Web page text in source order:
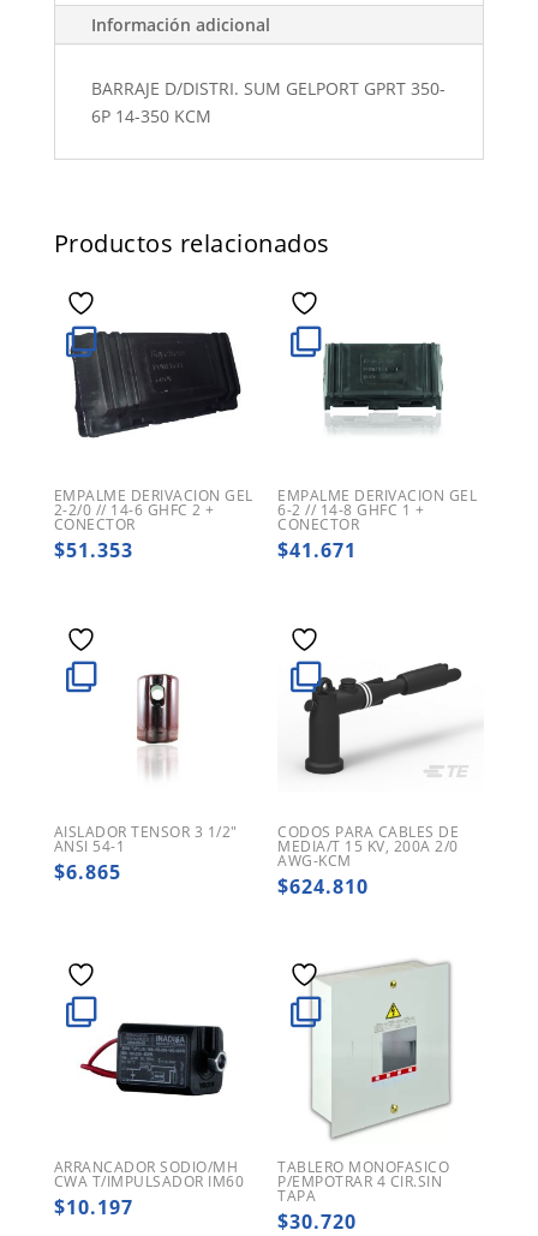
Información adicional
BARRAJE D/DISTRI. SUM GELPORT GPRT 350-
6P 14-350 KCM
Productos relacionados
EMPALME DERIVACION GEL
2-2/0 // 14-6 GHFC 2 +
CONECTOR
$51.353
EMPALME DERIVACION GEL
6-2 // 14-8 GHFC 1 +
CONECTOR
$41.671
AISLADOR TENSOR 3 1/2″
ANSI 54-1
$6.865
CODOS PARA CABLES DE
MEDIA/T 15 KV, 200A 2/0
AWG-KCM
$624.810
ARRANCADOR SODIO/MH
CWA T/IMPULSADOR IM60
$10.197
TABLERO MONOFASICO
P/EMPOTRAR 4 CIR.SIN
TAPA
$30.720